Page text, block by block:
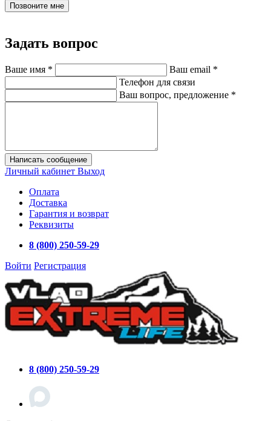
Позвоните мне
Задать вопрос
Ваше имя * Ваш email *
Телефон для связи
Ваш вопрос, предложение *
Написать сообщение
Личный кабинет Выход
Оплата
Доставка
Гарантия и возврат
Реквизиты
8 (800) 250-59-29
Войти Регистрация
8 (800) 250-59-29